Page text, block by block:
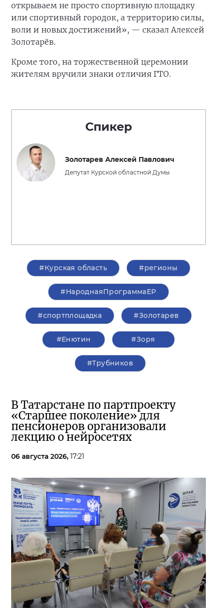
открываем не просто спортивную площадку
или спортивный городок, а территорию силы,
воли и новых достижений», — сказал Алексей
Золотарёв.
Кроме того, на торжественной церемонии
жителям вручили знаки отличия ГТО.
Спикер
Золотарев Алексей Павлович
Депутат Курской областной Думы
#Курская область #регионы
#НароднаяПрограммаЕР
#спортплощадка #Золотарев
#Енютин #Зоря
#Трубников
В Татарстане по партпроекту
«Старшее поколение» для
пенсионеров организовали
лекцию о нейросетях
06 августа 2026, 17:21